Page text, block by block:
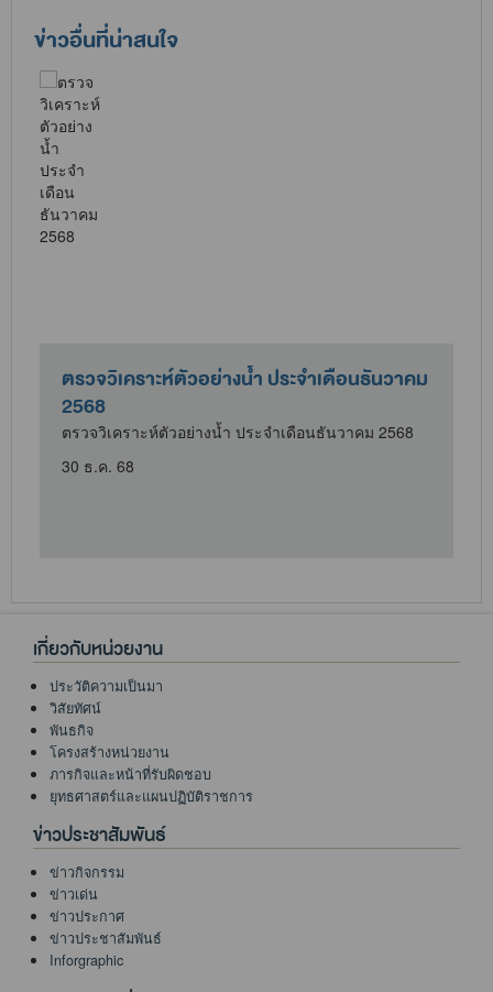
ข่าวอื่นที่น่าสนใจ
ตรวจวิเคราะห์ตัวอย่างน้ำ ประจำเดือนธันวาคม
2568
ตรวจวิเคราะห์ตัวอย่างน้ำ ประจำเดือนธันวาคม 2568
30 ธ.ค. 68
เกี่ยวกับหน่วยงาน
ประวัติความเป็นมา
วิสัยทัศน์
พันธกิจ
โครงสร้างหน่วยงาน
ภารกิจและหน้าที่รับผิดชอบ
ยุทธศาสตร์และแผนปฏิบัติราชการ
ข่าวประชาสัมพันธ์
ข่าวกิจกรรม
ข่าวเด่น
ข่าวประกาศ
ข่าวประชาสัมพันธ์
Inforgraphic